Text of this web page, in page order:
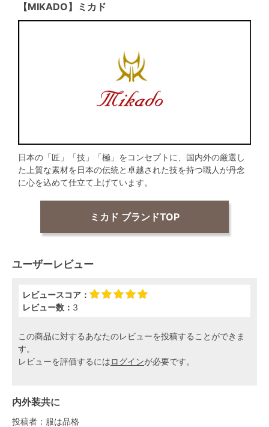
【MIKADO】ミカド
日本の「匠」「技」「極」をコンセプトに、国内外の厳選し
た上質な素材を日本の伝統と卓越された技を持つ職人が丹念
に心を込めて仕立て上げています。
ミカド ブランドTOP
ユーザーレビュー
レビュースコア：
レビュー数： 3
この商品に対するあなたのレビューを投稿することができま
す。
レビューを評価するにはログインが必要です。
内外装共に
投稿者： 服は品格